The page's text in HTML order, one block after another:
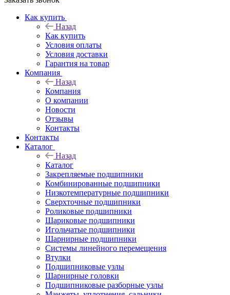
Как купить
Назад
Как купить
Условия оплаты
Условия доставки
Гарантия на товар
Компания
Назад
Компания
О компании
Новости
Отзывы
Контакты
Контакты
Каталог
Назад
Каталог
Закрепляемые подшипники
Комбинированные подшипники
Низкотемпературные подшипники
Сверхточные подшипники
Роликовые подшипники
Шариковые подшипники
Игольчатые подшипники
Шарнирные подшипники
Системы линейного перемещения
Втулки
Подшипниковые узлы
Шарнирные головки
Подшипниковые разборные узлы